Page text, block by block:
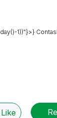
1))"}>}
Like